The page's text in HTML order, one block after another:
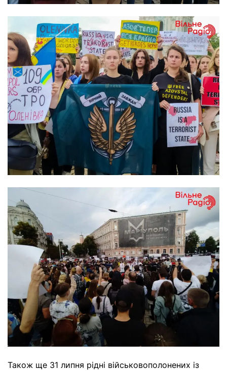
Також ще 31 липня рідні військовополонених із